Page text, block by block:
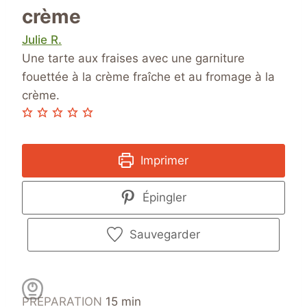
crème
Julie R.
Une tarte aux fraises avec une garniture
fouettée à la crème fraîche et au fromage à la
crème.
Imprimer
Épingler
Sauvegarder
PRÉPARATION 15mmin